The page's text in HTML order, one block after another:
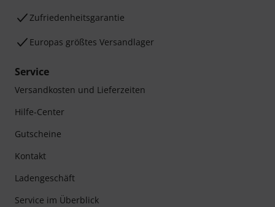
Zufriedenheitsgarantie
Europas größtes Versandlager
Service
Versandkosten und Lieferzeiten
Hilfe-Center
Gutscheine
Kontakt
Ladengeschäft
Service im Überblick